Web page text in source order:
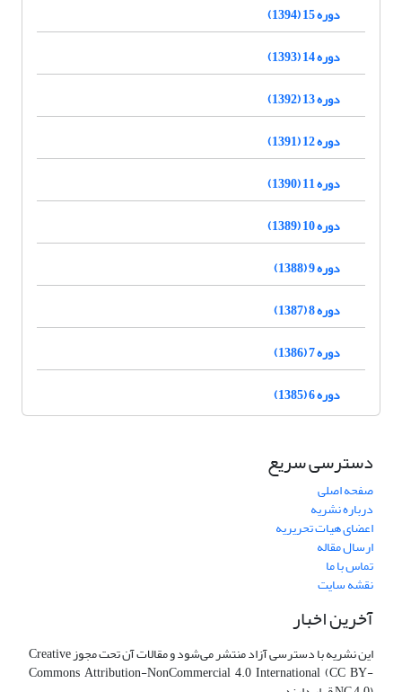
دوره 15 (1394)
دوره 14 (1393)
دوره 13 (1392)
دوره 12 (1391)
دوره 11 (1390)
دوره 10 (1389)
دوره 9 (1388)
دوره 8 (1387)
دوره 7 (1386)
دوره 6 (1385)
دسترسی سریع
صفحه اصلی
درباره نشریه
اعضای هیات تحریریه
ارسال مقاله
تماس با ما
نقشه سایت
آخرین اخبار
این نشریه با دسترسی آزاد منتشر می‌شود و مقالات آن تحت مجوز Creative
Commons Attribution-NonCommercial 4.0 International (CC BY-